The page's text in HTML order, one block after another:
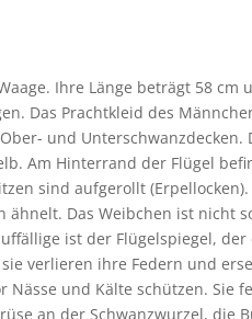
Ihre Länge beträgt 58
Das Prachtkleid des
und Unterschwanzdecken.
Am Hinterrand der Flügel
sind aufgerollt
ähnelt. Das Weibchen ist nicht
ist der Flügelspiegel,
verlieren ihre Federn und
Nässe und Kälte schützen. Sie
an der Schwanzwurzel, die